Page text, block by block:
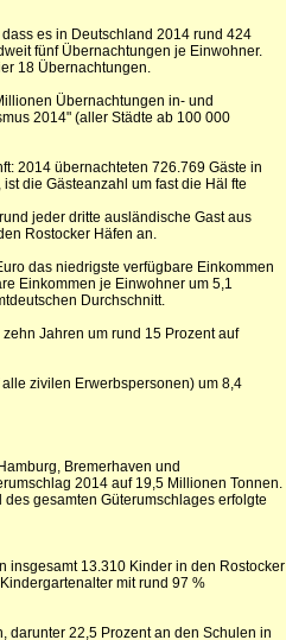
es in Deutschland 2014 rund 424
fünf Übernachtungen je Einwohner.
18 Übernachtungen.
Übernachtungen in- und
2014" (aller Städte ab 100 000
2014 übernachteten 726.769 Gäste in
die Gästeanzahl um fast die Häl fte
jeder dritte ausländische Gast aus
Rostocker Häfen an.
das niedrigste verfügbare Einkommen
Einkommen je Einwohner um 5,1
Durchschnitt.
Jahren um rund 15 Prozent auf
zivilen Erwerbspersonen) um 8,4
Bremerhaven und
2014 auf 19,5 Millionen Tonnen.
gesamten Güterumschlages erfolgte
insgesamt 13.310 Kinder in den Rostocker
mit rund 97 %
darunter 22,5 Prozent an den Schulen in